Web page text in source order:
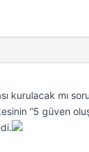
mı
“5 güven